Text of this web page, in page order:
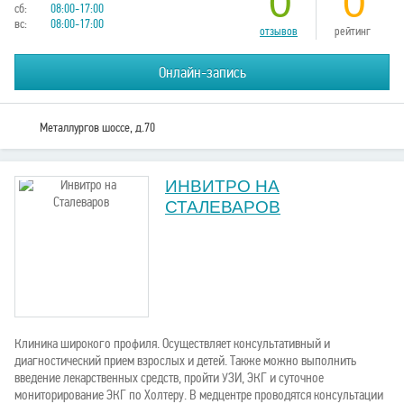
сб:
08:00-17:00
вс:
08:00-17:00 отзывов рейтинг
Онлайн-запись
Металлургов шоссе, д.70
ИНВИТРО НА
СТАЛЕВАРОВ
Клиника широкого профиля. Осуществляет консультативный и
диагностический прием взрослых и детей. Также можно выполнить
введение лекарственных средств, пройти УЗИ, ЭКГ и суточное
мониторирование ЭКГ по Холтеру. В медцентре проводятся консультации